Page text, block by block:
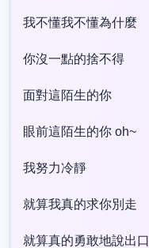
我不懂我不懂為什麼
你沒一點的捨不得
面對這陌生的你
眼前這陌生的你 oh~
我努力冷靜
就算我真的求你別走
就算真的勇敢地說出口